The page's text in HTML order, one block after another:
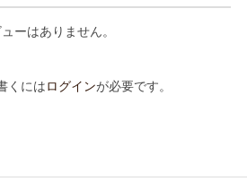
ーはありません。
くにはログインが必要です。